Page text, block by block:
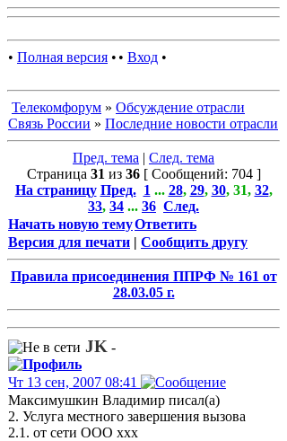
• Полная версия • • Вход •
Телекомфорум » Обсуждение отрасли
Связь России » Последние новости отрасли
Пред. тема | След. тема
Страница 31 из 36[ Сообщений: 704 ]
На страницу Пред. 1 ... 28, 29, 30, 31, 32,
33, 34 ... 36 След.
Начать новую темуОтветить
Версия для печати | Сообщить другу
Правила присоединения ППРФ № 161 от
28.03.05 г.
JK -
Чт 13 сен, 2007 08:41
Максимушкин Владимир писал(а)
2. Услуга местного завершения вызова
2.1. от сети ООО ххх